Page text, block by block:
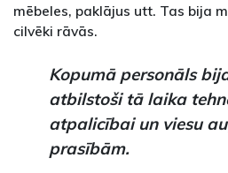
mēbeles, paklājus utt. Tas bija
cilvēki rāvās.
Kopumā personāls
atbilstoši tā laika
atpalicībai un viesu
prasībām.